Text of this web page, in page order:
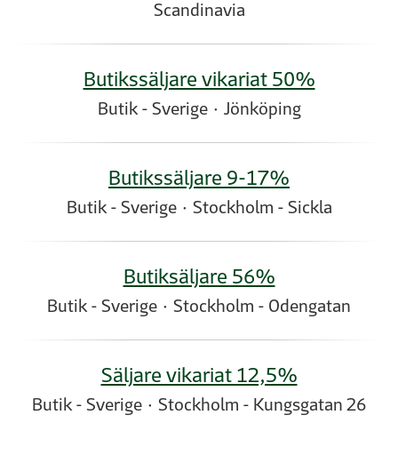
Scandinavia
Butikssäljare vikariat 50%
Butik - Sverige · Jönköping
Butikssäljare 9-17%
Butik - Sverige · Stockholm - Sickla
Butiksäljare 56%
Butik - Sverige · Stockholm - Odengatan
Säljare vikariat 12,5%
Butik - Sverige · Stockholm - Kungsgatan 26